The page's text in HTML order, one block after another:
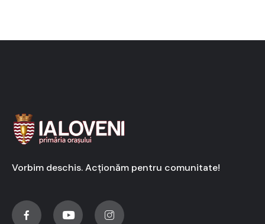
Vorbim deschis. Acționăm pentru comunitate!